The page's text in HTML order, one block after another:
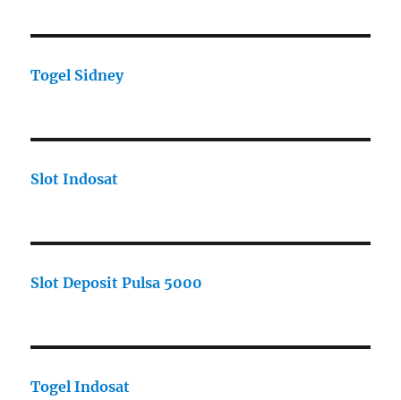
Togel Sidney
Slot Indosat
Slot Deposit Pulsa 5000
Togel Indosat